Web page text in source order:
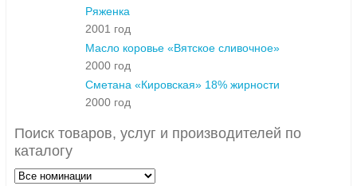
Ряженка
2001 год
Масло коровье «Вятское сливочное»
2000 год
Сметана «Кировская» 18% жирности
2000 год
Поиск товаров, услуг и производителей по
каталогу